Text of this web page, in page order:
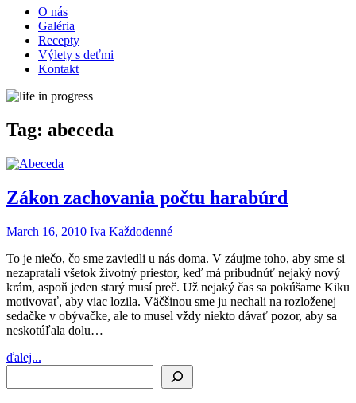
O nás
Galéria
Recepty
Výlety s deťmi
Kontakt
Tag: abeceda
Zákon zachovania počtu harabúrd
March 16, 2010 Iva Každodenné
To je niečo, čo sme zaviedli u nás doma. V záujme toho, aby sme si
nezapratali všetok životný priestor, keď má pribudnúť nejaký nový
krám, aspoň jeden starý musí preč. Už nejaký čas sa pokúšame Kiku
motivovať, aby viac lozila. Väčšinou sme ju nechali na rozloženej
sedačke v obývačke, ale to musel vždy niekto dávať pozor, aby sa
neskotúľala dolu…
ďalej...